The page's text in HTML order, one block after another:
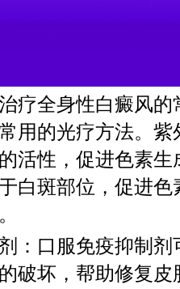
全身性白癜风的
用的光疗方法。
活性，促进色素
白斑部位，促进
口服免疫抑制剂
破坏，帮助修复